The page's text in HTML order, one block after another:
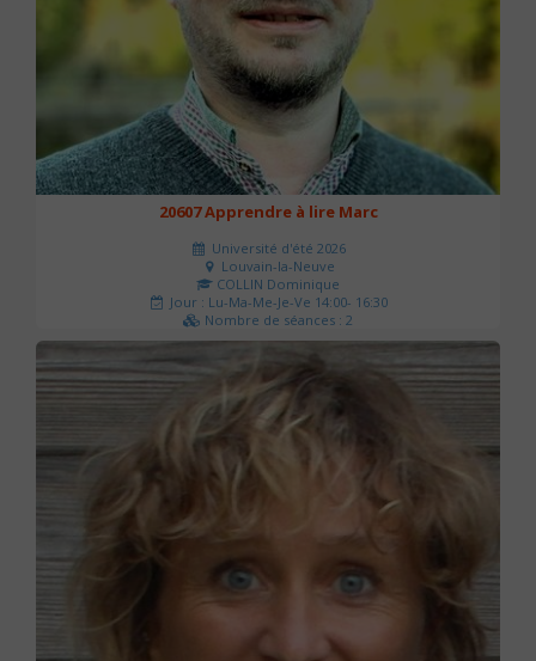
20607 Apprendre à lire Marc
Université d'été 2026
Louvain-la-Neuve
COLLIN Dominique
Jour : Lu-Ma-Me-Je-Ve 14:00- 16:30
Nombre de séances : 2
51 €